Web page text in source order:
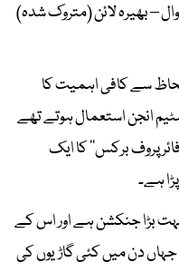
– بھیرہ لائن (متروک شدہ)
سے کافی اہمیت کا
انجن استعمال ہوتے تھے
پروف برکس‘‘ کا ایک
ہے۔
بڑا جنکشن ہے اور اس کے
دن میں کئی گاڑیوں کی